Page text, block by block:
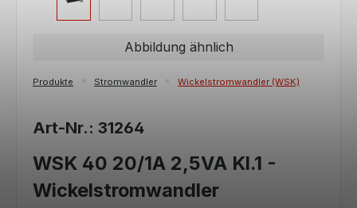
Abbildung ähnlich
Produkte Stromwandler Wickelstromwandler (WSK)
Art-Nr.: 31264
WSK 40 20/1A 2,5VA Kl.1 -
Wickelstromwandler